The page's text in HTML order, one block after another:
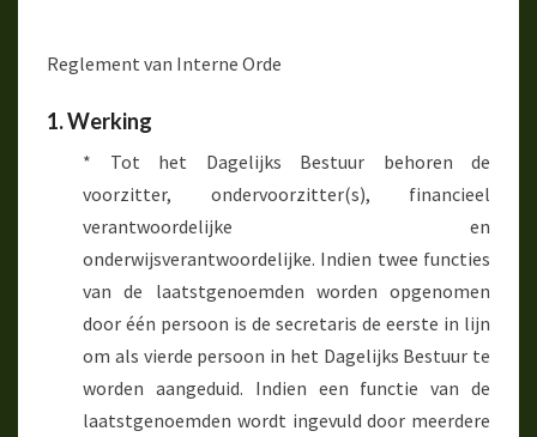
Reglement van Interne Orde
1. Werking
* Tot het Dagelijks Bestuur behoren de
voorzitter, ondervoorzitter(s), financieel
verantwoordelijke en
onderwijsverantwoordelijke. Indien twee functies
van de laatstgenoemden worden opgenomen
door één persoon is de secretaris de eerste in lijn
om als vierde persoon in het Dagelijks Bestuur te
worden aangeduid. Indien een functie van de
laatstgenoemden wordt ingevuld door meerdere